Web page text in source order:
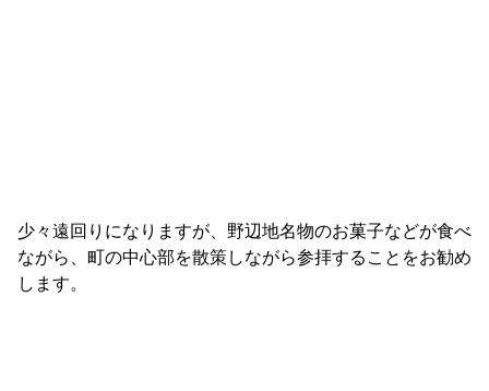
少々遠回りになりますが、野辺地名物のお菓子などが食べ
ながら、町の中心部を散策しながら参拝することをお勧め
します。